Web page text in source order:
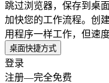
跳过浏览器，保存到桌面
加快您的工作流程。创
用程序一样工作，但速度
桌面快捷方式
登录
注册—完全免费